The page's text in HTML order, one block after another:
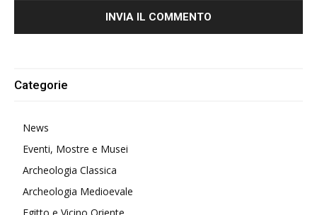
Categorie
News
Eventi, Mostre e Musei
Archeologia Classica
Archeologia Medioevale